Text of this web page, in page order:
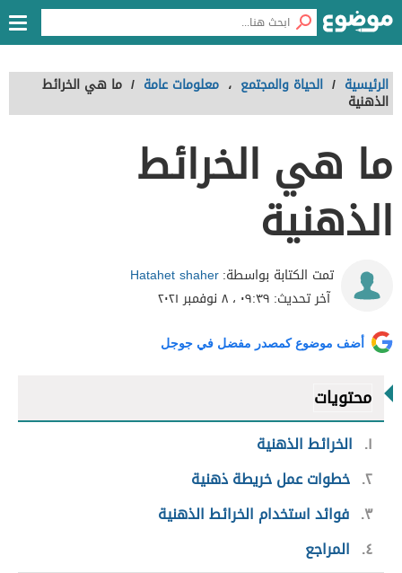
الرئيسية / الحياة والمجتمع ، معلومات عامة / ما هي الخرائط
الذهنية
ما هي الخرائط
الذهنية
تمت الكتابة بواسطة:Hatahet shaher
آخر تحديث: ٠٩:٣٩ ، ٨ نوفمبر ٢٠٢١
أضف موضوع كمصدر مفضل في جوجل
محتويات
١
الخرائط الذهنية
٢ خطوات عمل خريطة ذهنية
٣ فوائد استخدام الخرائط الذهنية
٤
المراجع